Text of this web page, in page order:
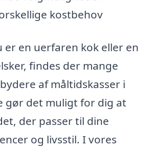
kostbehov
er en uerfaren kok eller en
findes der mange
af måltidskasser i
gør det muligt for dig at
der passer til dine
og livsstil. I vores